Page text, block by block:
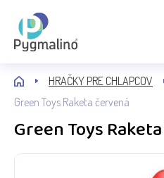
HRAČKY PRE CHLAPCOV
Green Toys Raketa červená
Green Toys